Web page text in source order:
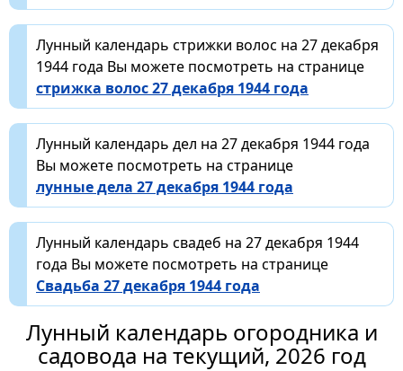
Лунный календарь стрижки волос на 27 декабря
1944 года Вы можете посмотреть на странице
стрижка волос 27 декабря 1944 года
Лунный календарь дел на 27 декабря 1944 года
Вы можете посмотреть на странице
лунные дела 27 декабря 1944 года
Лунный календарь свадеб на 27 декабря 1944
года Вы можете посмотреть на странице
Свадьба 27 декабря 1944 года
Лунный календарь огородника и
садовода на текущий, 2026 год